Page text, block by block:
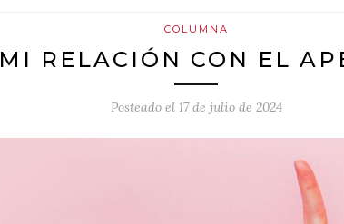
COLUMNA
MI RELACIÓN CON EL
Posteado el 17 de julio de 2024